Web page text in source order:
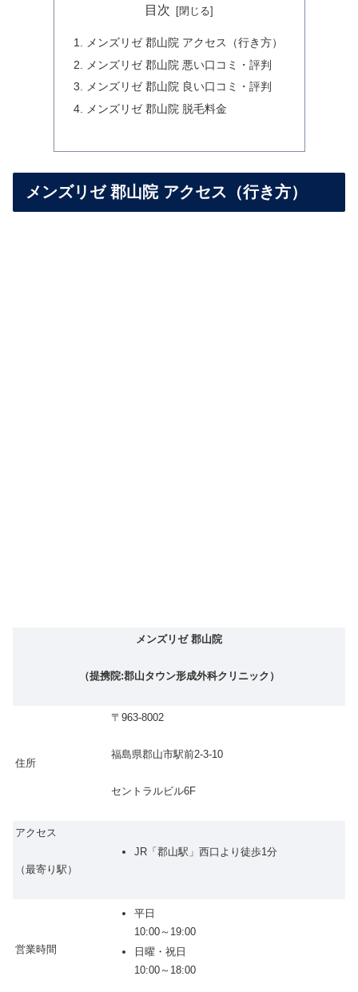
目次
メンズリゼ 郡山院 アクセス（行き方）
メンズリゼ 郡山院 悪い口コミ・評判
メンズリゼ 郡山院 良い口コミ・評判
メンズリゼ 郡山院 脱毛料金
メンズリゼ 郡山院 アクセス（行き方）
メンズリゼ 郡山院
（提携院:郡山タウン形成外科クリニック）
住所
〒963-8002
福島県郡山市駅前2-3-10
セントラルビル6F
アクセス
（最寄り駅）
JR「郡山駅」西口より徒歩1分
営業時間
平日
10:00～19:00
日曜・祝日
10:00～18:00